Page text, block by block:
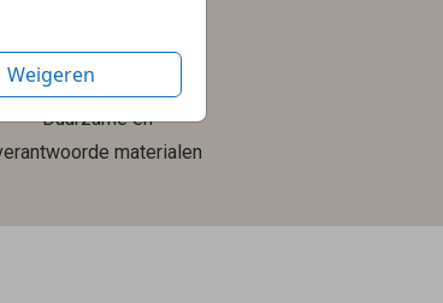
Weigeren
Duurzame en
materialen